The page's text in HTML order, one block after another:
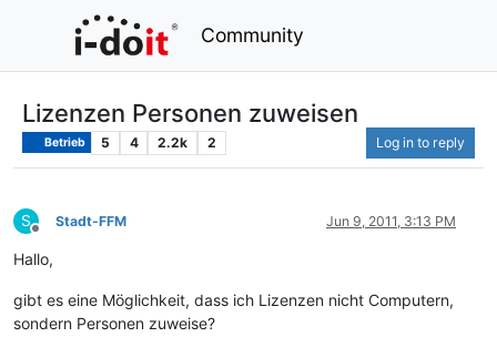
Community
Lizenzen Personen zuweisen
Betrieb 5 4 2.2k 2 Log in to reply
S
Offline
Stadt-FFM Jun 9, 2011, 3:13 PM
Hallo,
gibt es eine Möglichkeit, dass ich Lizenzen nicht Computern,
sondern Personen zuweise?